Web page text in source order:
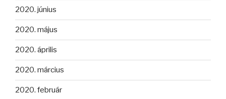
2020. június
2020. május
2020. április
2020. március
2020. február